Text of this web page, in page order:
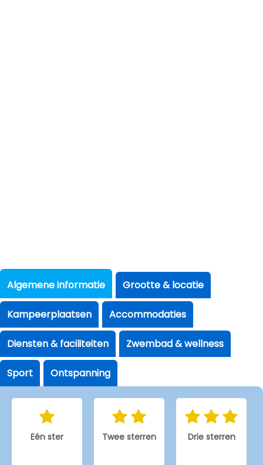
Algemene informatie
Eén ster Twee sterren Drie sterren
Grootte & locatie
Kampeerplaatsen Accommodaties
Diensten & faciliteiten Zwembad & wellness
Sport Ontspanning